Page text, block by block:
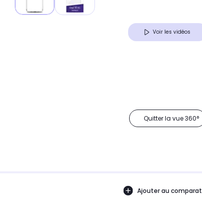
Voir les vidéos
Quitter la vue 360°
Ajouter au